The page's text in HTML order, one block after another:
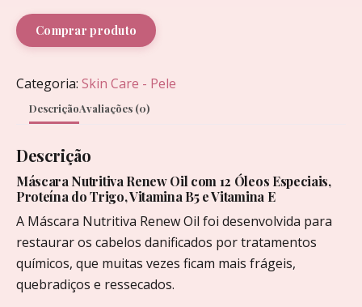
Comprar produto
Categoria: Skin Care - Pele
DescriçãoAvaliações (0)
Descrição
Máscara Nutritiva Renew Oil com 12 Óleos Especiais,
Proteína do Trigo, Vitamina B5 e Vitamina E
A Máscara Nutritiva Renew Oil foi desenvolvida para
restaurar os cabelos danificados por tratamentos
químicos, que muitas vezes ficam mais frágeis,
quebradiços e ressecados.